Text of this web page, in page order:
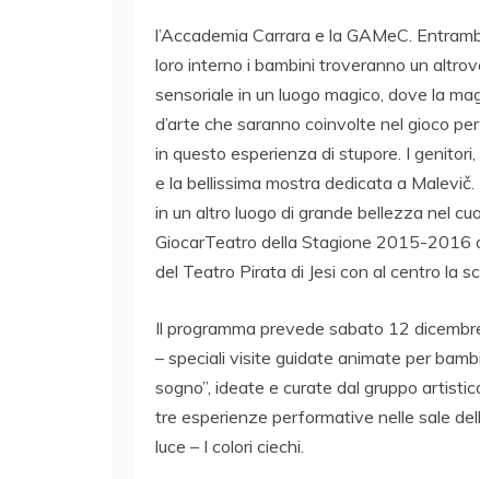
l’Accademia Carrara e la GAMeC.
loro interno i bambini troveranno un
sensoriale in un luogo magico, dove la
d’arte che saranno coinvolte nel gioco
in questo esperienza di stupore. I
e la bellissima mostra dedicata a
in un altro luogo di grande bellezza nel
GiocarTeatro della Stagione 2015-2016
del Teatro Pirata di Jesi con al centro la
Il programma prevede sabato 12
– speciali visite guidate animate per
sogno”, ideate e curate dal gruppo
tre esperienze performative nelle sale
luce – I colori ciechi.